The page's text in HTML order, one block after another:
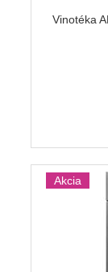
Vinotéka
Akcia